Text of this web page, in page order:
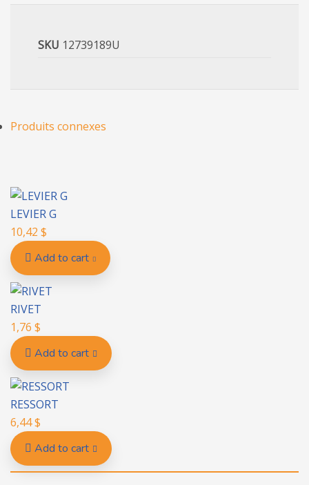
SKU 12739189U
Produits connexes
LEVIER G
10,42 $
Add to cart
RIVET
1,76 $
Add to cart
RESSORT
6,44$
Add to cart